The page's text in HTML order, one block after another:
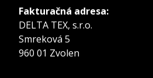
Fakturačná adresa:
DELTA TEX, s.r.o.
Smreková 5
960 01 Zvolen